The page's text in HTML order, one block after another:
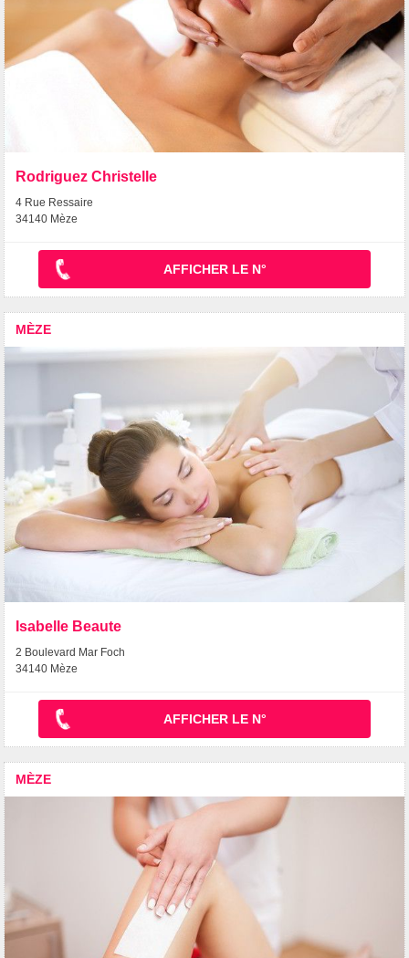
Rodriguez Christelle
4 Rue Ressaire
34140 Mèze
AFFICHER LE N°
MÈZE
Isabelle Beaute
2 Boulevard Mar Foch
34140 Mèze
AFFICHER LE N°
MÈZE